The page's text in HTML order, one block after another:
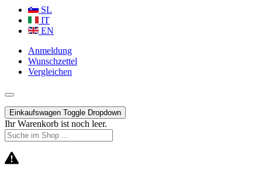
SL
IT
EN
Anmeldung
Wunschzettel
Vergleichen
Einkaufswagen Toggle Dropdown
Ihr Warenkorb ist noch leer.